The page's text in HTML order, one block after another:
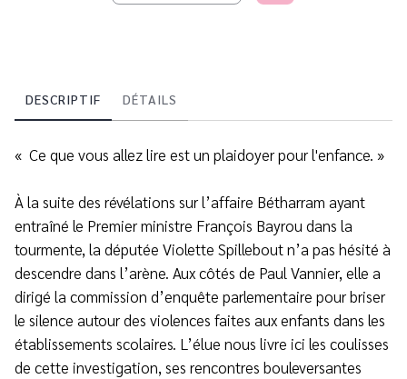
DESCRIPTIF DÉTAILS
« Ce que vous allez lire est un plaidoyer pour l'enfance. »
À la suite des révélations sur l’affaire Bétharram ayant
entraîné le Premier ministre François Bayrou dans la
tourmente, la députée Violette Spillebout n’a pas hésité à
descendre dans l’arène. Aux côtés de Paul Vannier, elle a
dirigé la commission d’enquête parlementaire pour briser
le silence autour des violences faites aux enfants dans les
établissements scolaires. L’élue nous livre ici les coulisses
de cette investigation, ses rencontres bouleversantes